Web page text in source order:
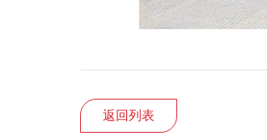
返回列表